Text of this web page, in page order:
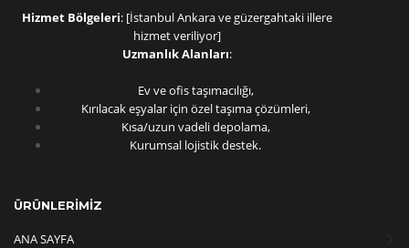
Hizmet Bölgeleri: [İstanbul Ankara ve güzergahtaki illere
hizmet veriliyor]
Uzmanlık Alanları:
Ev ve ofis taşımacılığı,
Kırılacak eşyalar için özel taşıma çözümleri,
Kısa/uzun vadeli depolama,
Kurumsal lojistik destek.
ÜRÜNLERİMİZ
ANA SAYFA